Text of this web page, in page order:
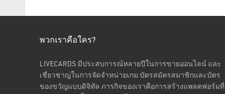
พวกเราคือใคร?
LIVECARDS มีประสบการณ์หลายปีในการขายออนไลน์ และ
เชี่ยวชาญในการจัดจำหน่ายเกม บัตรสมัครสมาชิกและบัตร
ของขวัญแบบดิจิทัล ภารกิจของเราคือการสร้างแพลตฟอร์มที่